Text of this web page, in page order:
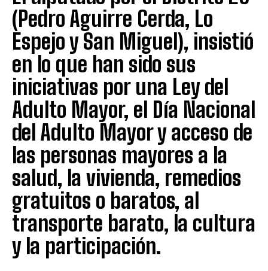
(Pedro Aguirre Cerda, Lo
Espejo y San Miguel), insistió
en lo que han sido sus
iniciativas por una Ley del
Adulto Mayor, el Día Nacional
del Adulto Mayor y acceso de
las personas mayores a la
salud, la vivienda, remedios
gratuitos o baratos, al
transporte barato, la cultura
y la participación.